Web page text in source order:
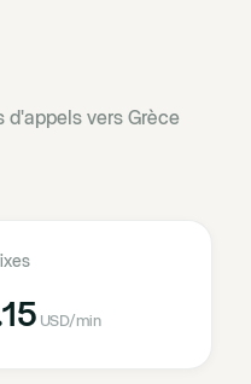
d'appels vers Grèce
USD/min